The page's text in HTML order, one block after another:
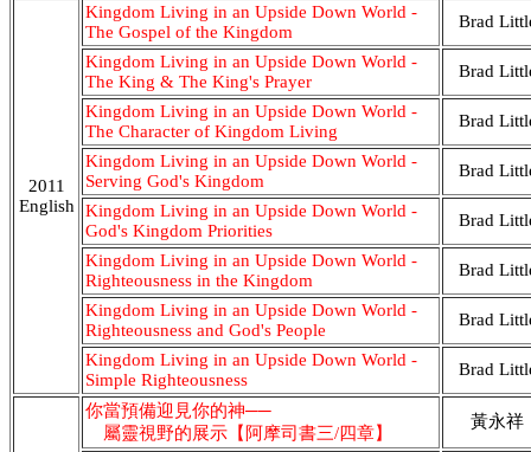
2011
English
Kingdom Living in an Upside Down World -
The Gospel of the Kingdom
Brad
Kingdom Living in an Upside Down World -
The King & The King's Prayer
Brad
Kingdom Living in an Upside Down World -
The Character of Kingdom Living
Brad
Kingdom Living in an Upside Down World -
Serving God's Kingdom
Brad
Kingdom Living in an Upside Down World -
God's Kingdom Priorities
Brad
Kingdom Living in an Upside Down World -
Righteousness in the Kingdom
Brad
Kingdom Living in an Upside Down World -
Righteousness and God's People
Brad
Kingdom Living in an Upside Down World -
Simple Righteousness
Brad
你當預備迎見你的神──
屬靈視野的展示【阿摩司書三/四章】
黃永祥